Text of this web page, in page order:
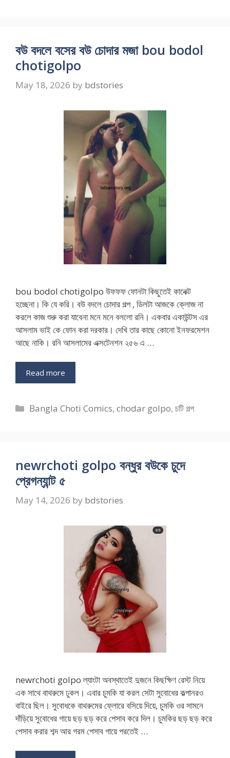
বউ বদলে বসের বউ চোদার মজা bou bodol
chotigolpo
May 18, 2026 by bdstories
bou bodol chotigolpo উফফফ ফোনটা কিছুতেই কানেক্ট
হচ্ছেনা। কি যে করি। বউ বদলে চোদার গল্প , ডিলটা আজকে ক্লোজ না
করলে কাজ শুরু করা যাবেনা মনে মনে বললো রনি। একবার একাউন্টস এর
আসলাম ভাই কে ফোন করা দরকার। দেখি তার কাছে কোনো ইনফরমেশন
আছে নাকি। রনি আসলামের এক্সটেনশন ২৫৬ এ …
Read more
Categories
Bangla Choti Comics,chodar golpo,চটি গল্প
newrchoti golpo বন্ধুর বউকে চুদে
প্রেগন্যান্ট ৫
May 14, 2026 by bdstories
newrchoti golpo ল্যাংটা অবস্থাতেই দুজনে কিছক্ষিণ রেস্ট নিয়ে
এক সাথে বাথরুমে ঢুকল। এবার চুমকি যা করল সেটা সুবোধের কল্পানরও
বাইরে ছিল। সুবোধকে বাথরুমের ফ্লোরে বসিয়ে দিয়ে, চুমকি ওর সামনে
দাঁড়িয়ে সুবোধের গায়ে ছড় ছড় করে পেসাব করে দিল। চুমকির ছড় ছড় করে
পেসাব করার শব্দ আর গরম পেসাব গায়ে পরতেই …